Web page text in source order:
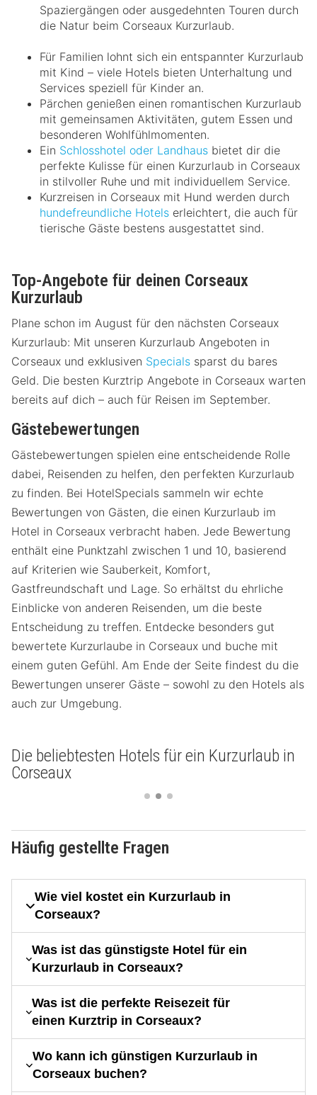
Spaziergängen oder ausgedehnten Touren durch
die Natur beim Corseaux Kurzurlaub.
Für Familien lohnt sich ein entspannter Kurzurlaub
mit Kind – viele Hotels bieten Unterhaltung und
Services speziell für Kinder an.
Pärchen genießen einen romantischen Kurzurlaub
mit gemeinsamen Aktivitäten, gutem Essen und
besonderen Wohlfühlmomenten.
Ein Schlosshotel oder Landhaus bietet dir die
perfekte Kulisse für einen Kurzurlaub in Corseaux
in stilvoller Ruhe und mit individuellem Service.
Kurzreisen in Corseaux mit Hund werden durch
hundefreundliche Hotels erleichtert, die auch für
tierische Gäste bestens ausgestattet sind.
Top-Angebote für deinen Corseaux
Kurzurlaub
Plane schon im August für den nächsten Corseaux
Kurzurlaub: Mit unseren Kurzurlaub Angeboten in
Corseaux und exklusiven Specials sparst du bares
Geld. Die besten Kurztrip Angebote in Corseaux warten
bereits auf dich – auch für Reisen im September.
Gästebewertungen
Gästebewertungen spielen eine entscheidende Rolle
dabei, Reisenden zu helfen, den perfekten Kurzurlaub
zu finden. Bei HotelSpecials sammeln wir echte
Bewertungen von Gästen, die einen Kurzurlaub im
Hotel in Corseaux verbracht haben. Jede Bewertung
enthält eine Punktzahl zwischen 1 und 10, basierend
auf Kriterien wie Sauberkeit, Komfort,
Gastfreundschaft und Lage. So erhältst du ehrliche
Einblicke von anderen Reisenden, um die beste
Entscheidung zu treffen. Entdecke besonders gut
bewertete Kurzurlaube in Corseaux und buche mit
einem guten Gefühl. Am Ende der Seite findest du die
Bewertungen unserer Gäste – sowohl zu den Hotels als
auch zur Umgebung.
Die beliebtesten Hotels für ein Kurzurlaub in
Corseaux
Häufig gestellte Fragen
Wie viel kostet ein Kurzurlaub in
Corseaux?
Was ist das günstigste Hotel für ein
Kurzurlaub in Corseaux?
Was ist die perfekte Reisezeit für
einen Kurztrip in Corseaux?
Wo kann ich günstigen Kurzurlaub in
Corseaux buchen?